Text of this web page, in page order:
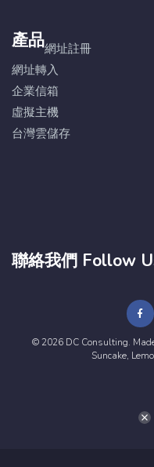
產品網址註冊
網址轉入
企業信箱
虛擬主機
台灣雲儲存
聯絡我們 Follow
© 2026 DC Consulting.
Suncake,